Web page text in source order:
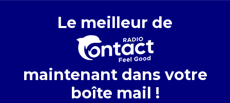
Le meilleur de
maintenant dans votre
boîte mail !